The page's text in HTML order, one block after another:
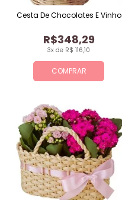
COMPRAR
3x de R$ 116,10
R$348,29
Cesta De Chocolates E Vinho